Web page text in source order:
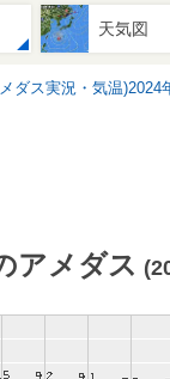
天気図
ダス実況・気温)2024
アメダス